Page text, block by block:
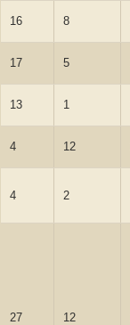
16 8
17 5
13 1
4 12
4 2
27 12